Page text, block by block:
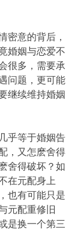
密意的背后，
婚姻与恋爱不
很多，需要承
问题，更可能
继续维持婚姻
乎等于婚姻告
，又怎麽舍得
舍得破坏？如
在元配身上
也有可能只是
元配重修旧
是换一个第三